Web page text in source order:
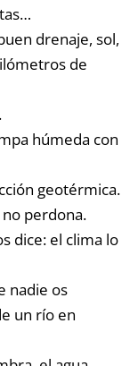
drenaje, sol,
de
húmeda con
geotérmica.
perdona.
dice: el clima lo
nadie os
un río en